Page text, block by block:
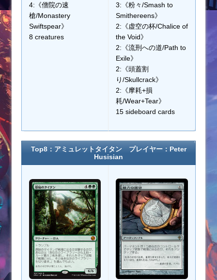
4:《僧院の速
槍/Monastery
Swiftspear》
8 creatures
3:《粉々/Smash to
Smithereens》
2:《虚空の杯/Chalice of
the Void》
2:《流刑への道/Path to
Exile》
2:《頭蓋割
り/Skullcrack》
2:《摩耗+損
耗/Wear+Tear》
15 sideboard cards
Top8：アミュレットタイタン プレイヤー：Peter
Husisian